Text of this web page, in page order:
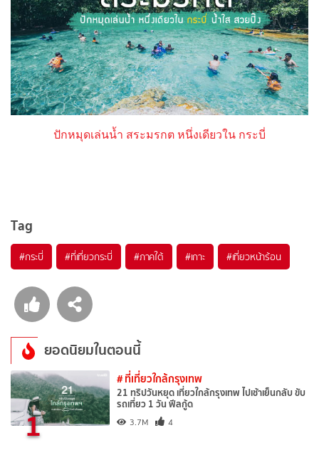
ปักหมุดเล่นน้ำ สระมรกต หนึ่งเดียวใน กระบี่
Tag
#กระบี่ #ที่เที่ยวกระบี่ #ภาคใต้ #เกาะ #เที่ยวหน้าร้อน
ยอดนิยมในตอนนี้
1
# ที่เที่ยวใกล้กรุงเทพ
21 ทริปวันหยุด เที่ยวใกล้กรุงเทพ ไปเช้าเย็นกลับ ขับ
รถเที่ยว 1 วัน ฟีลกู้ด
3.7M 4